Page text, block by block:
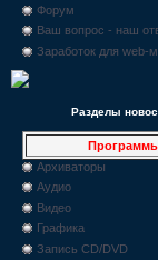
Форум
Ваш вопрос - наш
Заработок для web-
Разделы
Архиваторы
Аудио
Видео
Графика
Запись CD/DVD